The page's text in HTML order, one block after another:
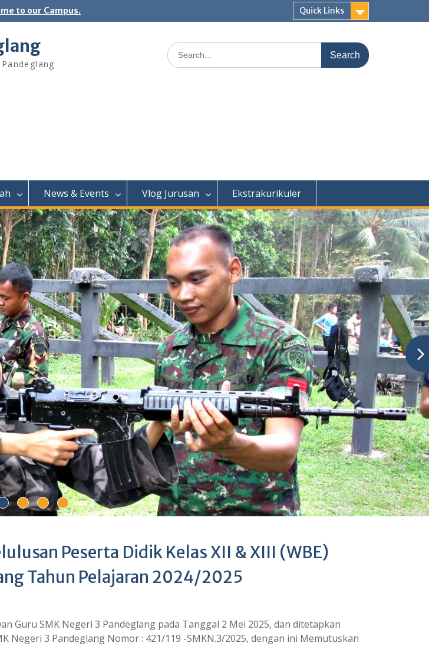
to our Campus. Quick Links
Search
for:
News & Events Vlog Jurusan Ekstrakurikuler
Peserta Didik Kelas XII & XIII (WBE)
Tahun Pelajaran 2024/2025
Guru SMK Negeri 3 Pandeglang pada Tanggal 2 Mei 2025, dan ditetapkan
Negeri 3 Pandeglang Nomor : 421/119 -SMKN.3/2025, dengan ini Memutuskan